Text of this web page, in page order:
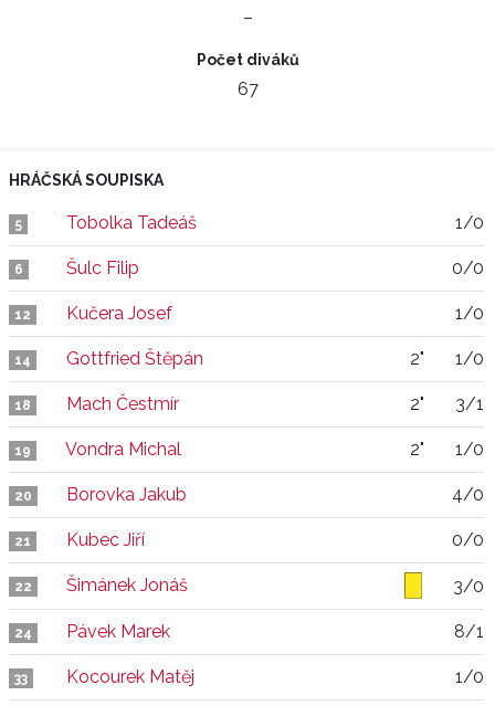
–
Počet diváků
67
HRÁČSKÁ SOUPISKA
5 Tobolka Tadeáš 1/0
6 Šulc Filip 0/0
12 Kučera Josef 1/0
14 Gottfried Štěpán 2" 1/0
18 Mach Čestmír 2" 3/1
19 Vondra Michal 2" 1/0
20 Borovka Jakub 4/0
21 Kubec Jiří 0/0
22 Šimánek Jonáš 3/0
24 Pávek Marek 8/1
33 Kocourek Matěj 1/0